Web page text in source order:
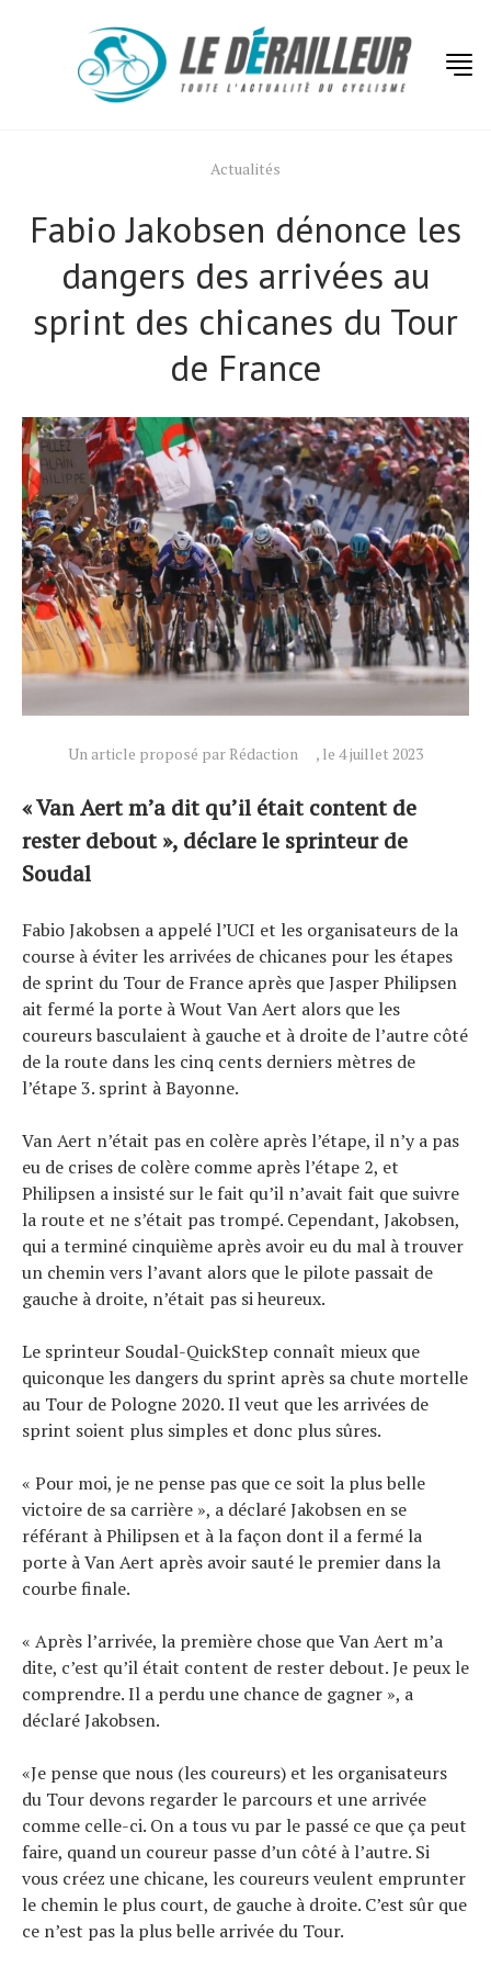
Actualités
Fabio Jakobsen dénonce les
dangers des arrivées au
sprint des chicanes du Tour
de France
Un article proposé par Rédaction , le 4 juillet 2023
« Van Aert m’a dit qu’il était content de
rester debout », déclare le sprinteur de
Soudal
Fabio Jakobsen a appelé l’UCI et les organisateurs de la
course à éviter les arrivées de chicanes pour les étapes
de sprint du Tour de France après que Jasper Philipsen
ait fermé la porte à Wout Van Aert alors que les
coureurs basculaient à gauche et à droite de l’autre côté
de la route dans les cinq cents derniers mètres de
l’étape 3. sprint à Bayonne.
Van Aert n’était pas en colère après l’étape, il n’y a pas
eu de crises de colère comme après l’étape 2, et
Philipsen a insisté sur le fait qu’il n’avait fait que suivre
la route et ne s’était pas trompé. Cependant, Jakobsen,
qui a terminé cinquième après avoir eu du mal à trouver
un chemin vers l’avant alors que le pilote passait de
gauche à droite, n’était pas si heureux.
Le sprinteur Soudal-QuickStep connaît mieux que
quiconque les dangers du sprint après sa chute mortelle
au Tour de Pologne 2020. Il veut que les arrivées de
sprint soient plus simples et donc plus sûres.
« Pour moi, je ne pense pas que ce soit la plus belle
victoire de sa carrière », a déclaré Jakobsen en se
référant à Philipsen et à la façon dont il a fermé la
porte à Van Aert après avoir sauté le premier dans la
courbe finale.
« Après l’arrivée, la première chose que Van Aert m’a
dite, c’est qu’il était content de rester debout. Je peux le
comprendre. Il a perdu une chance de gagner », a
déclaré Jakobsen.
«Je pense que nous (les coureurs) et les organisateurs
du Tour devons regarder le parcours et une arrivée
comme celle-ci. On a tous vu par le passé ce que ça peut
faire, quand un coureur passe d’un côté à l’autre. Si
vous créez une chicane, les coureurs veulent emprunter
le chemin le plus court, de gauche à droite. C’est sûr que
ce n’est pas la plus belle arrivée du Tour.
Actualités
Tests de produits
Conseils
Tendances